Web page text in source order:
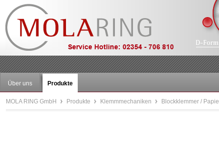
Über uns Produkte
MOLA RING GmbH Produkte Klemmmechaniken Blockklemmer /